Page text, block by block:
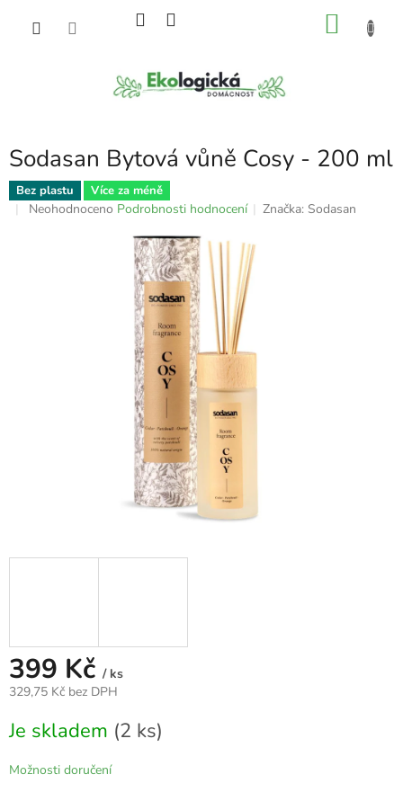
Sodasan Bytová vůně Cosy - 200 ml
Bez plastu Více za méně
Průměrné
Neohodnoceno Podrobnosti hodnocení Značka: Sodasan
399 Kč / ks
329,75 Kč bez DPH
cena:
Je skladem (2 ks)
Možnosti doručení